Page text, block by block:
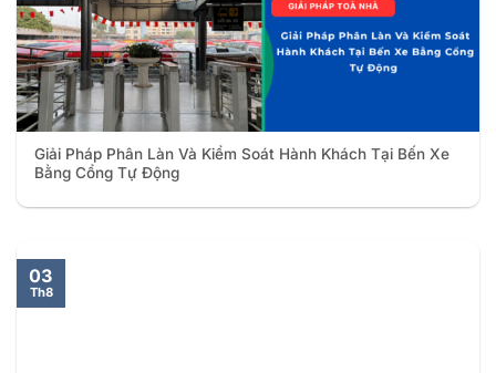
Giải Pháp Phân Làn Và Kiểm Soát Hành Khách Tại Bến Xe
Bằng Cổng Tự Động
03
Th8